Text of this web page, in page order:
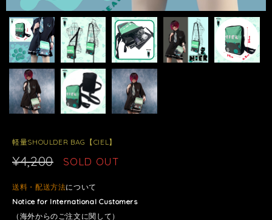
軽量SHOULDER BAG【CIEL】
¥4,200 SOLD OUT
送料・配送方法について
Notice for International Customers
（海外からのご注文に関して）